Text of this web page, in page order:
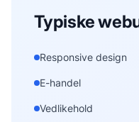
Typiske
Responsive design
E-handel
Vedlikehold